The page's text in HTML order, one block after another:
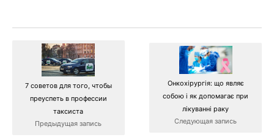
7 советов для того, чтобы
преуспеть в профессии
таксиста
Предыдущая запись
Онкохірургія: що являє
собою і як допомагає при
лікуванні раку
Следующая запись